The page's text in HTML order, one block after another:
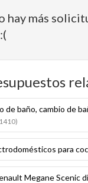
hay más
de baño, cambio de
para
Megane Scenic